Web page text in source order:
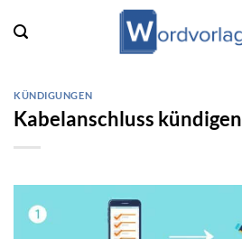
Inhalt
KÜNDIGUNGEN
Kabelanschluss kündigen